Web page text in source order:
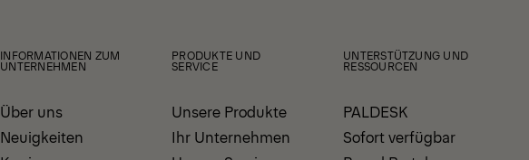
INFORMATIONEN ZUM
UNTERNEHMEN
Über uns
Neuigkeiten
PRODUKTE UND
SERVICE
Unsere Produkte
Ihr Unternehmen
UNTERSTÜTZUNG UND
RESSOURCEN
PALDESK
Sofort verfügbar